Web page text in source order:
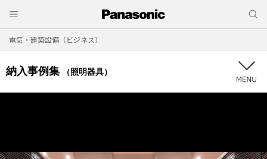
電気・建築設備（ビジネス）
納入事例集 （照明器具）